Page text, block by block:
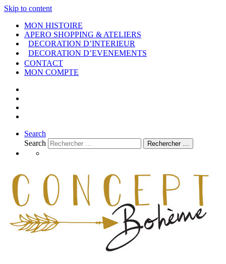
Skip to content
MON HISTOIRE
APERO SHOPPING & ATELIERS
DECORATION D’INTERIEUR
DECORATION D’EVENEMENTS
CONTACT
MON COMPTE
Search
Search
Rechercher …